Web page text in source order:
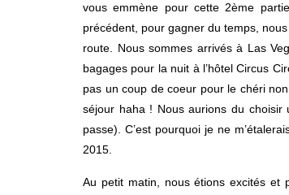
vous emmène pour cette 2ème
précédent, pour gagner du temps,
route. Nous sommes arrivés à Las
bagages pour la nuit à l’hôtel Circus
pas un coup de coeur pour le chéri
séjour haha ! Nous aurions du
passe). C’est pourquoi je ne
2015.
Au petit matin, nous étions excités et